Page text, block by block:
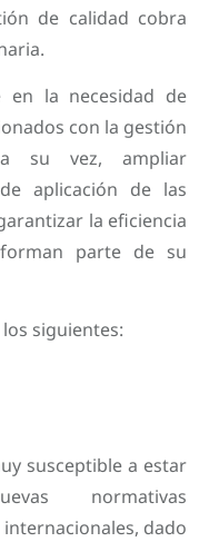
de calidad cobra
en la necesidad de
con la gestión
su vez, ampliar
aplicación de las
la eficiencia
parte de su
siguientes:
susceptible a estar
normativas
dado